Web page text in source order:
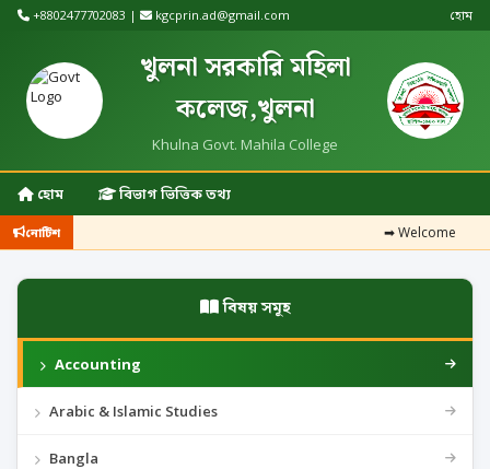
+8802477702083 | kgcprin.ad@gmail.com হোম
খুলনা সরকারি মহিলা
কলেজ,খুলনা
Khulna Govt. Mahila College
হোম বিভাগ ভিত্তিক তথ্য
নোটিশ ➡Welcome
বিষয় সমূহ
Accounting
Arabic & Islamic Studies
Bangla